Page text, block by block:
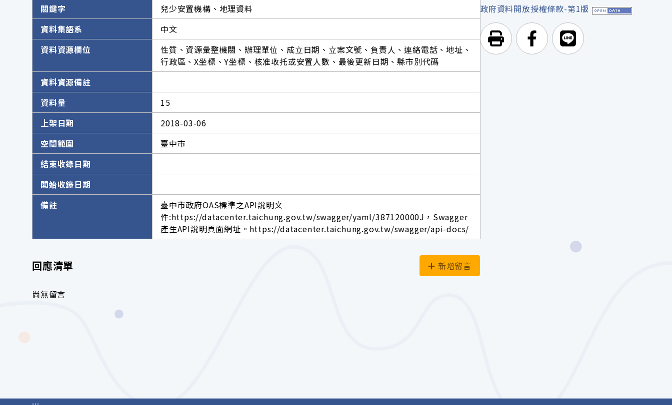
關鍵字
兒少安置機構、地理資料
資料集語系
中文
資料資源欄位
性質、資源彙整機關、辦理單位、成立日期、立案文號、負責人、連絡電話、地址、
行政區、X坐標、Y坐標、核准收托或安置人數、最後更新日期、縣市別代碼
資料資源備註
資料量
15
上架日期
2018-03-06
空間範圍
臺中市
結束收錄日期
開始收錄日期
備註
臺中市政府OAS標準之API說明文
件:https://datacenter.taichung.gov.tw/swagger/yaml/387120000J，Swagger
產生API說明頁面網址。https://datacenter.taichung.gov.tw/swagger/api-docs/
回應清單 新增留言
尚無留言
政府資料開放授權條款-第1版
列印頁面前往Facebook
前往Line